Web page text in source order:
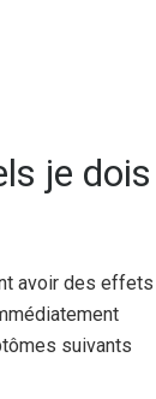
je dois
avoir des effets
suivants